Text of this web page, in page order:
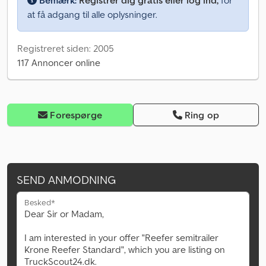
at få adgang til alle oplysninger.
Registreret siden: 2005
117 Annoncer online
Forespørge Ring op
SEND ANMODNING
Besked*